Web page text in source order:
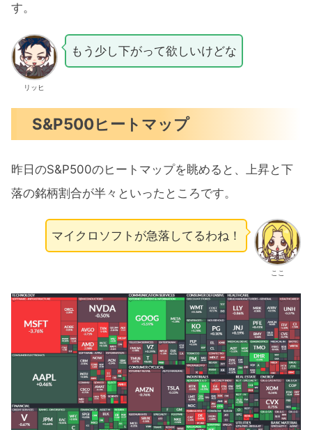
す。
リッヒ
もう少し下がって欲しいけどな
S&P500ヒートマップ
昨日のS&P500のヒートマップを眺めると、上昇と下
落の銘柄割合が半々といったところです。
ここ
マイクロソフトが急落してるわね！